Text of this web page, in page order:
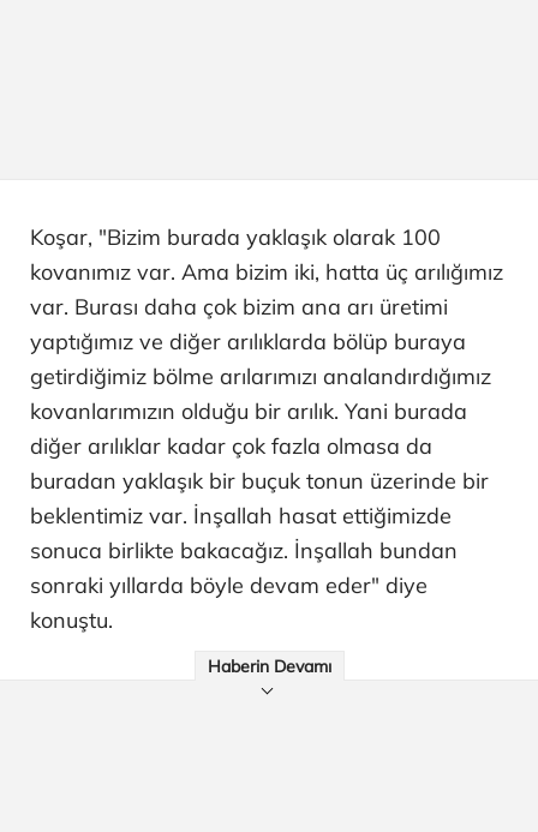
Koşar, "Bizim burada yaklaşık olarak 100
kovanımız var. Ama bizim iki, hatta üç arılığımız
var. Burası daha çok bizim ana arı üretimi
yaptığımız ve diğer arılıklarda bölüp buraya
getirdiğimiz bölme arılarımızı analandırdığımız
kovanlarımızın olduğu bir arılık. Yani burada
diğer arılıklar kadar çok fazla olmasa da
buradan yaklaşık bir buçuk tonun üzerinde bir
beklentimiz var. İnşallah hasat ettiğimizde
sonuca birlikte bakacağız. İnşallah bundan
sonraki yıllarda böyle devam eder" diye
konuştu.
Haberin Devamı